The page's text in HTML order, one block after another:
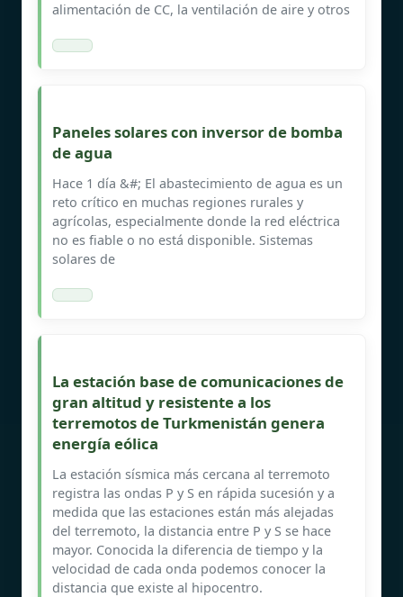
alimentación de CC, la ventilación de aire y otros
Paneles solares con inversor de bomba
de agua
Hace 1 día &#; El abastecimiento de agua es un
reto crítico en muchas regiones rurales y
agrícolas, especialmente donde la red eléctrica
no es fiable o no está disponible. Sistemas
solares de
La estación base de comunicaciones de
gran altitud y resistente a los
terremotos de Turkmenistán genera
energía eólica
La estación sísmica más cercana al terremoto
registra las ondas P y S en rápida sucesión y a
medida que las estaciones están más alejadas
del terremoto, la distancia entre P y S se hace
mayor. Conocida la diferencia de tiempo y la
velocidad de cada onda podemos conocer la
distancia que existe al hipocentro.